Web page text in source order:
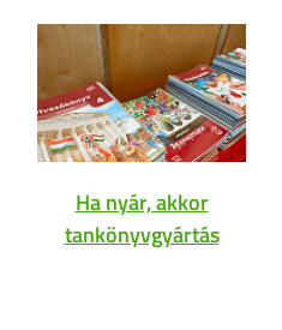
Ha nyár, akkor
tankönyvgyártás